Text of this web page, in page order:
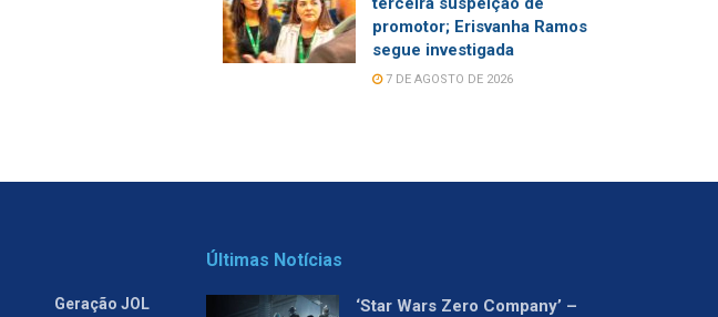
promotor; Erisvanha Ramos
segue investigada
7 DE AGOSTO DE 2026
Geração JOL
Últimas Notícias
‘Star Wars Zero Company’ –